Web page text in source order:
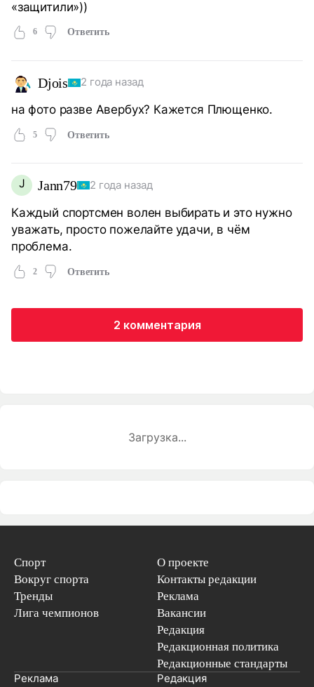
«защитили»))
6 Ответить
Djois 2 года назад
на фото разве Авербух? Кажется Плющенко.
5 Ответить
J Jann79 2 года назад
Каждый спортсмен волен выбирать и это нужно
уважать, просто пожелайте удачи, в чём
проблема.
2 Ответить
2 комментария
Загрузка...
Спорт
Вокруг спорта
Тренды
Лига чемпионов
О проекте
Контакты редакции
Реклама
Вакансии
Редакция
Редакционная политика
Редакционные стандарты
Реклама Редакция